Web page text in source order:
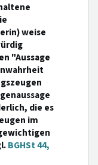
weise
"Aussage
die es
im
BGHSt 44,